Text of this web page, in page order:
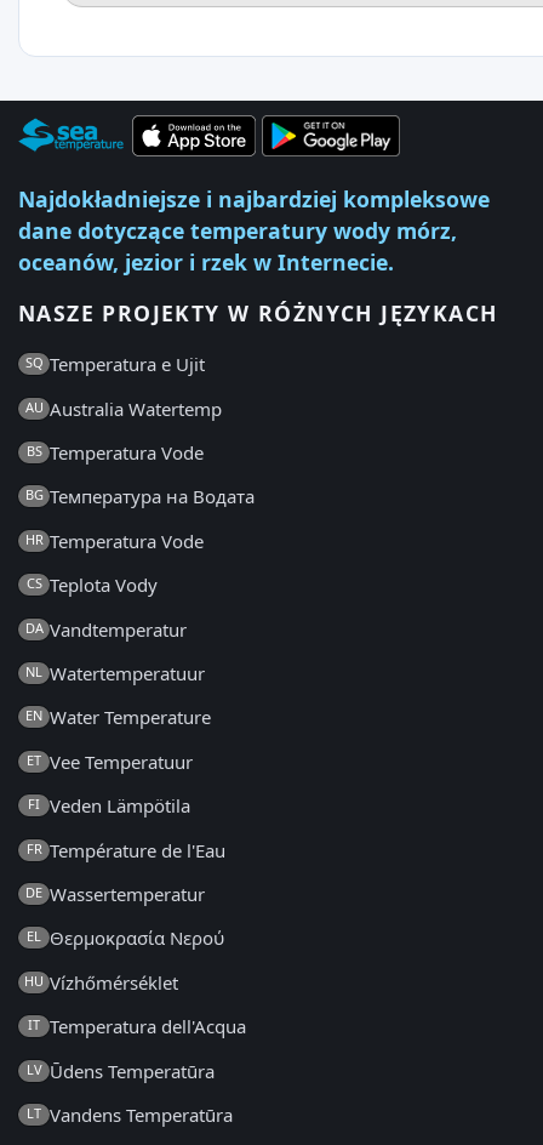
Najdokładniejsze i najbardziej kompleksowe
dane dotyczące temperatury wody mórz,
oceanów, jezior i rzek w Internecie.
NASZE PROJEKTY W RÓŻNYCH JĘZYKACH
SQ Temperatura e Ujit
AU Australia Watertemp
BS Temperatura Vode
BG Температура на Водата
HR Temperatura Vode
CS Teplota Vody
DA Vandtemperatur
NL Watertemperatuur
EN Water Temperature
ET Vee Temperatuur
FI Veden Lämpötila
FR Température de l'Eau
DE Wassertemperatur
EL Θερμοκρασία Νερού
HU Vízhőmérséklet
IT Temperatura dell'Acqua
LV Ūdens Temperatūra
LT Vandens Temperatūra